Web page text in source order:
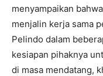
menyampaikan
menjalin kerja sama
Pelindo dalam
kesiapan pihaknya
di masa mendatang,